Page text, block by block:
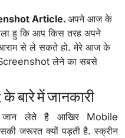
Article. अपने आज के
हु कि आप किस तरह अपने
से ले सकते हो. मेरे आज के
लेने का सबसे
में जानकारी
लेते है आखिर Mobile
जरूरत क्यों पड़ती है. स्क्रीन